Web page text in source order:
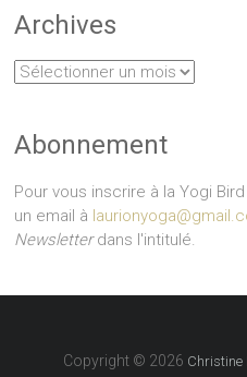
Archives
Archives
Abonnement
Pour vous inscrire à la Yogi
un email à
Newsletterdans l'intitulé.
Copyright © 2026 Christine